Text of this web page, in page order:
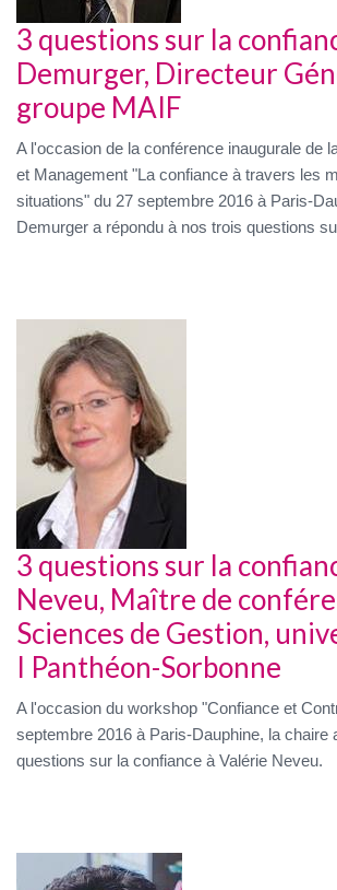
3 questions sur la
Demurger, Directeur
groupe MAIF
A l'occasion de la conférence inaugurale de
et Management "La confiance à travers les
situations" du 27 septembre 2016 à Paris-
Demurger a répondu à nos trois questions
3 questions sur la
Neveu, Maître de
Sciences de Gestion,
I Panthéon-Sorbonne
A l'occasion du workshop "Confiance et
septembre 2016 à Paris-Dauphine, la chaire
questions sur la confiance à Valérie Neveu.